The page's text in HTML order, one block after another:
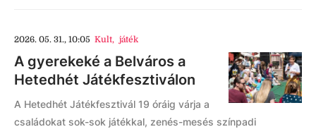
2026. 05. 31., 10:05 Kult, játék
A gyerekeké a Belváros a
Hetedhét Játékfesztiválon
A Hetedhét Játékfesztivál 19 óráig várja a
családokat sok-sok játékkal, zenés-mesés színpadi